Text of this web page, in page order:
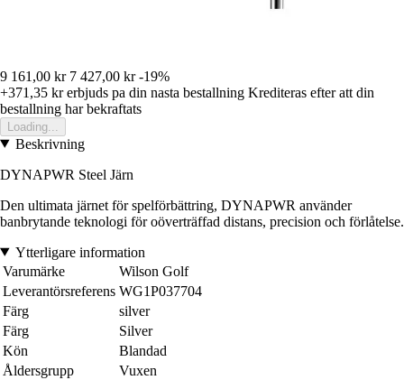
9 161,00 kr 7 427,00 kr -19%
+371,35 krerbjuds pa din nasta bestallning Krediteras efter att din
bestallning har bekraftats
Loading...
Beskrivning
DYNAPWR Steel Järn
Den ultimata järnet för spelförbättring, DYNAPWR använder
banbrytande teknologi för oöverträffad distans, precision och förlåtelse.
Ytterligare information
Varumärke
Wilson Golf
Leverantörsreferens WG1P037704
Färg
silver
Färg
Silver
Kön
Blandad
Åldersgrupp
Vuxen